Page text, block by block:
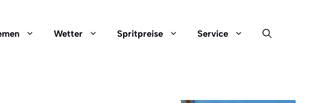
Wetter Spritpreise Service